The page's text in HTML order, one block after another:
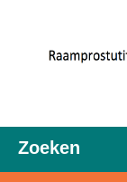
Zoeken